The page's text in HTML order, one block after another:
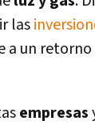
las
a un
empresas